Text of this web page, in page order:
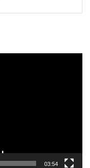
03:54